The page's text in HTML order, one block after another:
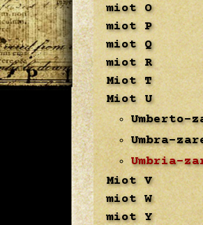
miot O
miot P
miot Q
miot R
Miot T
Miot U
Umberto-
Umbra-
Umbria-
Miot V
miot W
miot Y